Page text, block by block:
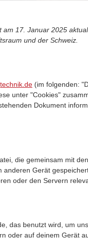
am 17. Januar 2025
und der Schweiz.
(im folgenden:
unter "Cookies"
Dokument
die gemeinsam mit
anderen Gerät
oder den Servern
das benutzt wird, um
oder auf deinem Gerät